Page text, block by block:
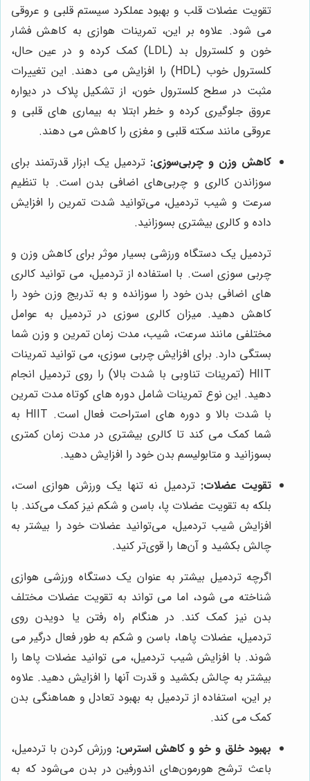
تقویت عضلات قلب و بهبود عملکرد سیستم قلبی و عروقی
می شود. علاوه بر این، تمرینات هوازی به کاهش فشار
خون و کلسترول بد (LDL) کمک کرده و در عین حال،
کلسترول خوب (HDL) را افزایش می دهند. این تغییرات
مثبت در سطح کلسترول خون، از تشکیل پلاک در دیواره
عروق جلوگیری کرده و خطر ابتلا به بیماری های قلبی و
عروقی مانند سکته قلبی و مغزی را کاهش می دهند.
کاهش وزن و چربی‌سوزی: تردمیل یک ابزار قدرتمند برای
سوزاندن کالری و چربی‌های اضافی بدن است. با تنظیم
سرعت و شیب تردمیل، می‌توانید شدت تمرین را افزایش
داده و کالری بیشتری بسوزانید.
تردمیل یک دستگاه ورزشی بسیار موثر برای کاهش وزن و
چربی سوزی است. با استفاده از تردمیل، می توانید کالری
های اضافی بدن خود را سوزانده و به تدریج وزن خود را
کاهش دهید. میزان کالری سوزی در تردمیل به عوامل
مختلفی مانند سرعت، شیب، مدت زمان تمرین و وزن شما
بستگی دارد. برای افزایش چربی سوزی، می توانید تمرینات
HIIT (تمرینات تناوبی با شدت بالا) را روی تردمیل انجام
دهید. این نوع تمرینات شامل دوره های کوتاه مدت تمرین
با شدت بالا و دوره های استراحت فعال است. HIIT به
شما کمک می کند تا کالری بیشتری در مدت زمان کمتری
بسوزانید و متابولیسم بدن خود را افزایش دهید.
تقویت عضلات: تردمیل نه تنها یک ورزش هوازی است،
بلکه به تقویت عضلات پا، باسن و شکم نیز کمک می‌کند. با
افزایش شیب تردمیل، می‌توانید عضلات خود را بیشتر به
چالش بکشید و آن‌ها را قوی‌تر کنید.
اگرچه تردمیل بیشتر به عنوان یک دستگاه ورزشی هوازی
شناخته می شود، اما می تواند به تقویت عضلات مختلف
بدن نیز کمک کند. در هنگام راه رفتن یا دویدن روی
تردمیل، عضلات پاها، باسن و شکم به طور فعال درگیر می
شوند. با افزایش شیب تردمیل، می توانید عضلات پاها را
بیشتر به چالش بکشید و قدرت آنها را افزایش دهید. علاوه
بر این، استفاده از تردمیل به بهبود تعادل و هماهنگی بدن
کمک می کند.
بهبود خلق و خو و کاهش استرس: ورزش کردن با تردمیل،
باعث ترشح هورمون‌های اندورفین در بدن می‌شود که به